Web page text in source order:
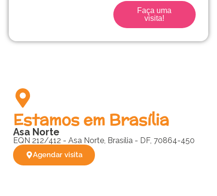
Faça uma
visita!
Estamos em Brasília
Asa Norte
EQN 212/412 - Asa Norte, Brasília - DF, 70864-450
Agendar visita